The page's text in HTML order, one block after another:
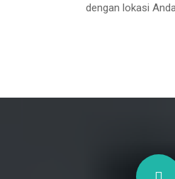
dengan lokasi